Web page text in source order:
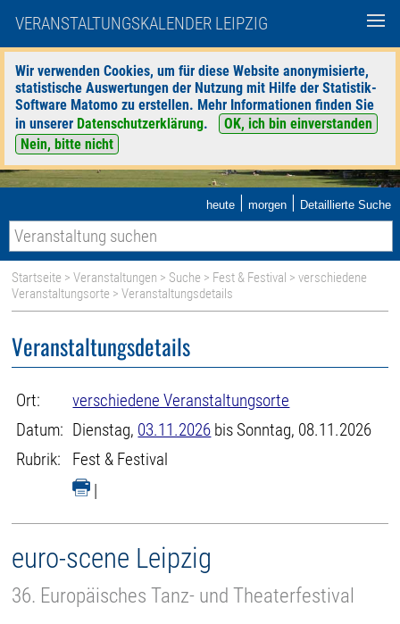
VERANSTALTUNGSKALENDER LEIPZIG
Wir verwenden Cookies, um für diese Website anonymisierte,
statistische Auswertungen der Nutzung mit Hilfe der Statistik-
Software Matomo zu erstellen. Mehr Informationen finden Sie
in unserer Datenschutzerklärung.
OK, ich bin einverstanden
Nein, bitte nicht
heute | morgen | Detaillierte Suche
Startseite >Veranstaltungen > Suche > Fest & Festival >verschiedene
Veranstaltungsorte > Veranstaltungsdetails
Veranstaltungsdetails
Ort:
verschiedene Veranstaltungsorte
Datum: Dienstag, 03.11.2026 bis Sonntag, 08.11.2026
Rubrik:
Fest & Festival
|
euro-scene Leipzig
36. Europäisches Tanz- und Theaterfestival